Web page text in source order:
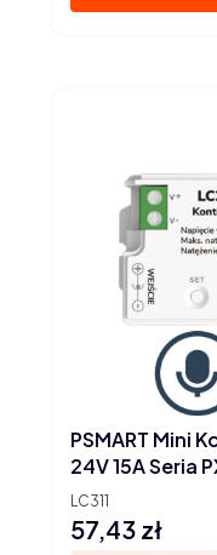
LC311
PSMART Mini
24V 15A Seria
Cena
57,43 zł